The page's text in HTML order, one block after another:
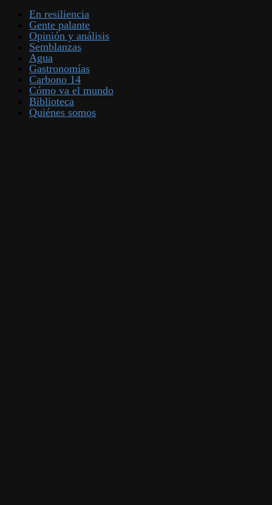
En resiliencia
Gente palante
Opinión y análisis
Semblanzas
Agua
Gastronomías
Carbono 14
Cómo va el mundo
Biblioteca
Quiénes somos